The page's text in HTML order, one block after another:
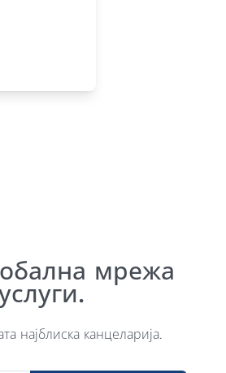
мрежа
најблиска канцеларија.